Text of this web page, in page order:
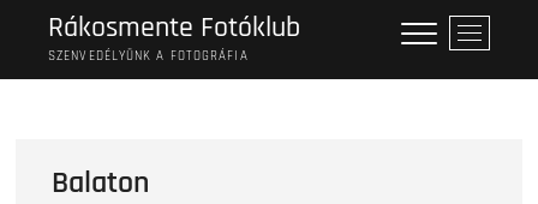
content
Rákosmente Fotóklub
SZENVEDÉLYÜNK A FOTOGRÁFIA
M
e
n
Balaton